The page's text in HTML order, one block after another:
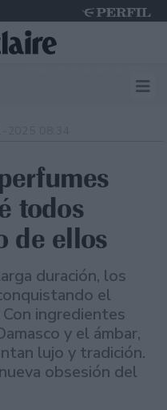
todos
de ellos
duración, los
el
ingredientes
y el ámbar,
lujo y tradición.
obsesión del